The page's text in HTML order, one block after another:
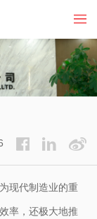
现代制造业的重
率，还极大地推